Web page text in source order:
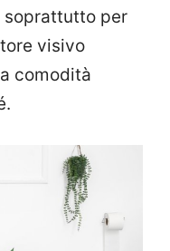
soprattutto per
visivo
comodità